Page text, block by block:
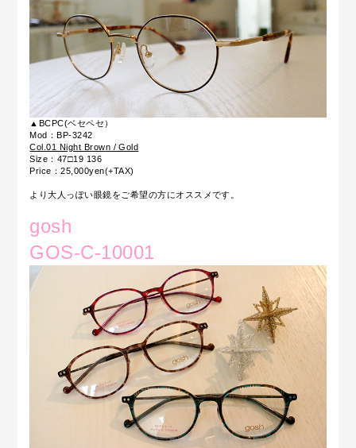
▲BCPC(ベセペセ）
Mod：BP-3242
Col.01 Night Brown / Gold
Size：47□19 136
Price：25,000yen(+TAX)
より大人っぽい眼鏡をご希望の方にオススメです。
gosh
GOS-C-10001